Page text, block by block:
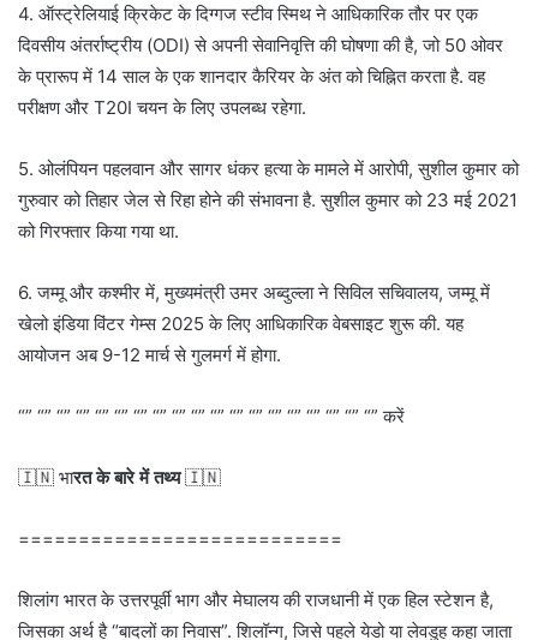
4. ऑस्ट्रेलियाई क्रिकेट के दिग्गज स्टीव स्मिथ ने आधिकारिक तौर पर एक
दिवसीय अंतर्राष्ट्रीय (ODI) से अपनी सेवानिवृत्ति की घोषणा की है, जो 50 ओवर
के प्रारूप में 14 साल के एक शानदार कैरियर के अंत को चिह्नित करता है. वह
परीक्षण और T20I चयन के लिए उपलब्ध रहेगा.
5. ओलंपियन पहलवान और सागर धंकर हत्या के मामले में आरोपी, सुशील कुमार को
गुरुवार को तिहार जेल से रिहा होने की संभावना है. सुशील कुमार को 23 मई 2021
को गिरफ्तार किया गया था.
6. जम्मू और कश्मीर में, मुख्यमंत्री उमर अब्दुल्ला ने सिविल सचिवालय, जम्मू में
खेलो इंडिया विंटर गेम्स 2025 के लिए आधिकारिक वेबसाइट शुरू की. यह
आयोजन अब 9-12 मार्च से गुलमर्ग में होगा.
“” “” “” “” “” “” “” “” “” “” “” “” “” “” “” “” “” “” “” करें
🇮🇳 भारत के बारे में तथ्य🇮🇳
===========================
शिलांग भारत के उत्तरपूर्वी भाग और मेघालय की राजधानी में एक हिल स्टेशन है,
जिसका अर्थ है “बादलों का निवास”. शिलॉन्ग, जिसे पहले येडो या लेवडुह कहा जाता